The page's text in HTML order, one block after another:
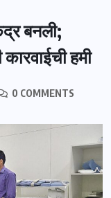
बनली;
हमी
0 COMMENTS